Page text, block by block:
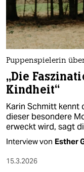
nord
wahrheit
verlag
verlag
veranstaltungen
shop
Puppenspielerin
„Die
Kindheit“
Karin Schmitt kennt
dieser besondere
erweckt wird, sagt
Interview von Esther
15.3.2026